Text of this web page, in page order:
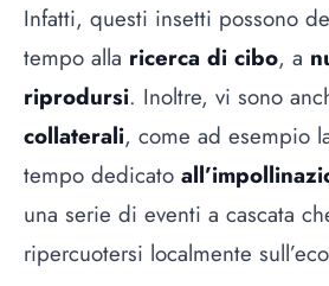
Infatti, questi insetti possono
tempo alla ricerca di cibo, a
riprodursi. Inoltre, vi sono
collaterali, come ad esempio
tempo dedicato
una serie di eventi a cascata
ripercuotersi localmente